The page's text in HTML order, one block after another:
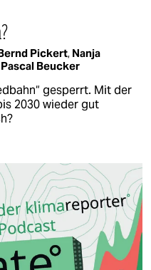
Pickert, Nanja
Pascal Beucker
gesperrt. Mit der
2030 wieder gut